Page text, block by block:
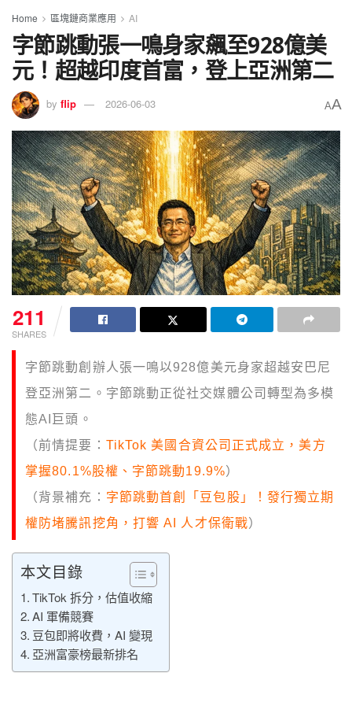
Home 區塊鏈商業應用 AI
字節跳動張一鳴身家飆至928億美
元！超越印度首富，登上亞洲第二
by flip 2026-06-03 AA
211
SHARES
字節跳動創辦人張一鳴以928億美元身家超越安巴尼
登亞洲第二。字節跳動正從社交媒體公司轉型為多模
態AI巨頭。
（前情提要： TikTok 美國合資公司正式成立，美方
掌握80.1%股權、字節跳動19.9%）
（背景補充： 字節跳動首創「豆包股」！發行獨立期
權防堵騰訊挖角，打響 AI 人才保衛戰）
本文目錄
TikTok 拆分，估值收縮
AI 軍備競賽
豆包即將收費，AI 變現
亞洲富豪榜最新排名